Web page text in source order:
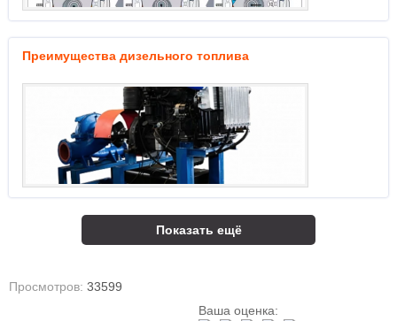
Преимущества дизельного топлива
Показать ещё
Просмотров: 33599
Ваша оценка: